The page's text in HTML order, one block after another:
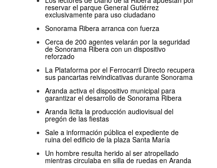
reservar el parque General Gutiérrez
exclusivamente para uso ciudadano
Sonorama Ribera arranca con fuerza
Cerca de 200 agentes velarán por la seguridad
de Sonorama Ribera con un dispositivo
reforzado
La Plataforma por el Ferrocarril Directo recupera
sus pancartas reivindicativas durante Sonorama
Aranda activa el dispositivo municipal para
garantizar el desarrollo de Sonorama Ribera
Aranda licita la producción audiovisual del
pregón de las fiestas
Sale a información pública el expediente de
ruina del edificio de la plaza Santa María
Un hombre resulta herido al ser atropellado
mientras circulaba en silla de ruedas en Aranda